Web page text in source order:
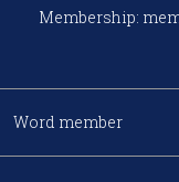
Membership:
Word member